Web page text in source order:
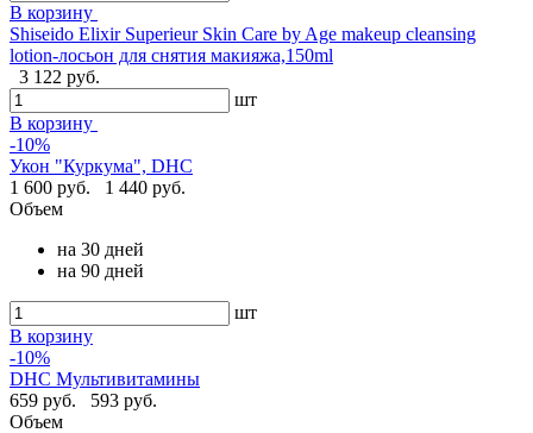
В корзину
Shiseido Elixir Superieur Skin Care by Age makeup cleansing
lotion-лосьон для снятия макияжа,150ml
3 122 руб.
шт
В корзину
-10%
Укон "Куркума", DHC
1 600 руб.
1 440 руб.
Объем
на 30 дней
на 90 дней
шт
В корзину
-10%
DHC Мультивитамины
659 руб.
593 руб.
Объем